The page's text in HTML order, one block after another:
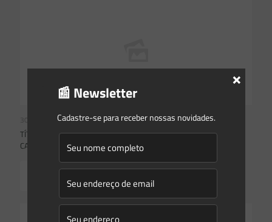
30/06/2021
TÍTULO VERDES: USO DA TERRA E ENERGIAS RENOVÁVEIS SÃO
CATEGORIAS MAIS FINANCIADAS NO BRASIL, DIZ ESTUDO
📰 Newsletter
Cadastre-se para receber nossas novidades.
×